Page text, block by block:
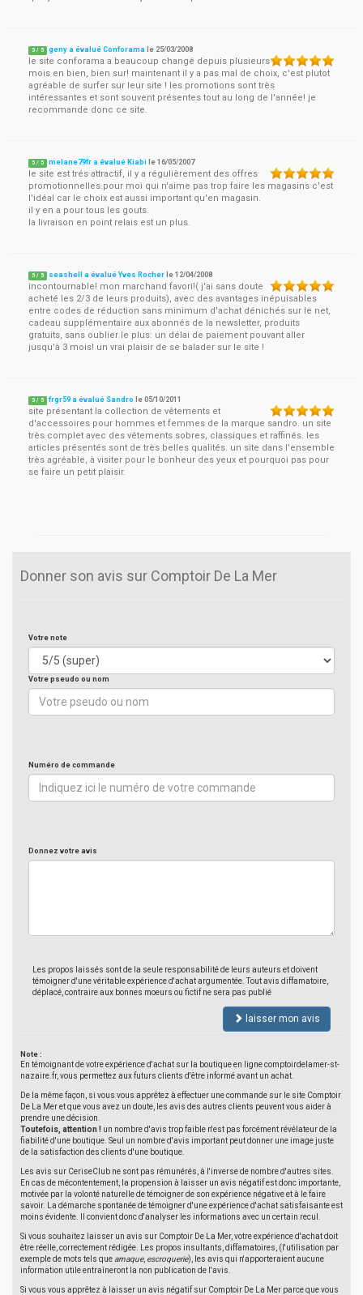
5 / 5 geny a évalué Conforama le 25/03/2008
le site conforama a beaucoup changé depuis plusieurs
mois en bien, bien sur! maintenant il y a pas mal de choix, c'est plutot
agréable de surfer sur leur site ! les promotions sont très
intéressantes et sont souvent présentes tout au long de l'année! je
recommande donc ce site.
5 / 5 melane79fr a évalué Kiabi le16/05/2007
le site est trés attractif, il y a régulièrement des offres
promotionnelles.pour moi qui n'aime pas trop faire les magasins c'est
l'idéal car le choix est aussi important qu'en magasin.
il y en a pour tous les gouts.
la livraison en point relais est un plus.
5 / 5 seashell a évalué Yves Rocher le12/04/2008
incontournable! mon marchand favori!( j'ai sans doute
acheté les 2/3 de leurs produits), avec des avantages inépuisables
entre codes de réduction sans minimum d'achat dénichés sur le net,
cadeau supplémentaire aux abonnés de la newsletter, produits
gratuits, sans oublier le plus: un délai de paiement pouvant aller
jusqu'à 3 mois! un vrai plaisir de se balader sur le site !
5 / 5 frgr59 a évalué Sandro le05/10/2011
site présentant la collection de vêtements et
d'accessoires pour hommes et femmes de la marque sandro. un site
très complet avec des vêtements sobres, classiques et raffinés. les
articles présentés sont de très belles qualités. un site dans l'ensemble
très agréable, à visiter pour le bonheur des yeux et pourquoi pas pour
se faire un petit plaisir.
Donner son avis sur Comptoir De La Mer
Votre note
Votre pseudo ou nom
Numéro de commande
Donnez votre avis
Les propos laissés sont de la seule responsabilité de leurs auteurs et doivent
témoigner d'une véritable expérience d'achat argumentée. Tout avis diffamatoire,
déplacé, contraire aux bonnes moeurs ou fictif ne sera pas publié
laisser mon avis
Note :
En témoignant de votre expérience d'achat sur la boutique en ligne comptoirdelamer-st-
nazaire.fr, vous permettez aux futurs clients d'être informé avant un achat.
De la même façon, si vous vous apprêtez à effectuer une commande sur le site Comptoir
De La Mer et que vous avez un doute, les avis des autres clients peuvent vous aider à
prendre une décision.
Toutefois, attention ! un nombre d'avis trop faible n'est pas forcément révélateur de la
fiabilité d'une boutique. Seul un nombre d'avis important peut donner une image juste
de la satisfaction des clients d'une boutique.
Les avis sur CeriseClub ne sont pas rémunérés, à l'inverse de nombre d'autres sites.
En cas de mécontentement, la propension à laisser un avis négatif est donc importante,
motivée par la volonté naturelle de témoigner de son expérience négative et à le faire
savoir. La démarche spontanée de témoigner d'une expérience d'achat satisfaisante est
moins évidente. Il convient donc d'analyser les informations avec un certain recul.
Si vous souhaitez laisser un avis sur Comptoir De La Mer, votre expérience d'achat doit
être réelle, correctement rédigée. Les propos insultants, diffamatoires, (l'utilisation par
exemple de mots tels que arnaque, escroquerie), les avis qui n'apporteraient aucune
information utile entraîneront la non publication de l'avis.
Si vous vous apprêtez à laisser un avis négatif sur Comptoir De La Mer parce que vous